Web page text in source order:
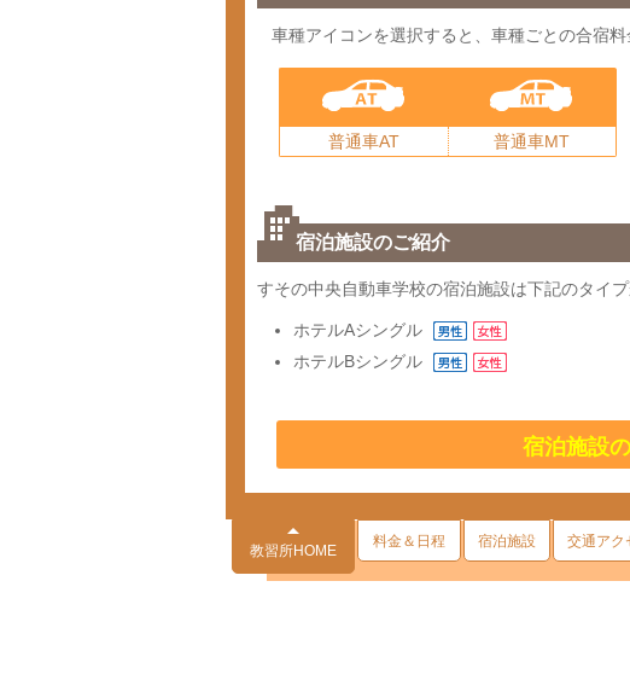
車種アイコンを選択すると、車種ごとの合宿料
普通車AT 普通車MT
宿泊施設のご紹介
すその中央自動車学校の宿泊施設は下記のタイ
ホテルAシングル
ホテルBシングル
宿泊施設
教習所HOME
料金＆日程 宿泊施設 交通アク